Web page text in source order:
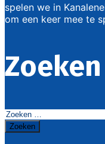
spelen we in
om een keer mee te
Zoeken
Zoeken
naar: